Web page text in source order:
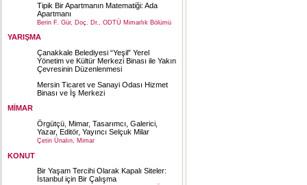
Tipik Bir Apartmanın Matematiği: Ada
Apartmanı
Berin F. Gür, Doç. Dr., ODTÜ Mimarlık Bölümü
YARIŞMA
Çanakkale Belediyesi “Yeşil” Yerel
Yönetim ve Kültür Merkezi Binası ile Yakın
Çevresinin Düzenlenmesi
Mersin Ticaret ve Sanayi Odası Hizmet
Binası ve İş Merkezi
MİMAR
Örgütçü, Mimar, Tasarımcı, Galerici,
Yazar, Editör, Yayıncı Selçuk Milar
Çetin Ünalın, Mimar
KONUT
Bir Yaşam Tercihi Olarak Kapalı Siteler:
İstanbul için Bir Çalışma